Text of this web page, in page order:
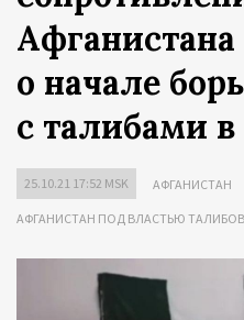
Афганистана
о начале
с талибами
25.10.21 17:52 MSK АФГАНИСТАН
АФГАНИСТАН ПОД ВЛАСТЬЮ ТАЛИБОВ